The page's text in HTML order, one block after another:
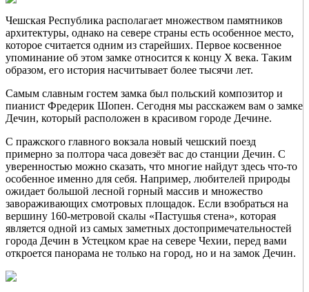
Чешская Республика располагает множеством памятников
архитектуры, однако на севере страны есть особенное место,
которое считается одним из старейших. Первое косвенное
упоминание об этом замке относится к концу X века. Таким
образом, его история насчитывает более тысячи лет.
Самым славным гостем замка был польский композитор и
пианист Фредерик Шопен. Сегодня мы расскажем вам о замке
Дечин, который расположен в красивом городе Дечине.
С пражского главного вокзала новый чешский поезд
примерно за полтора часа довезёт вас до станции Дечин. С
уверенностью можно сказать, что многие найдут здесь что-то
особенное именно для себя. Например, любителей природы
ожидает большой лесной горный массив и множество
завораживающих смотровых площадок. Если взобраться на
вершину 160-метровой скалы «Пастушья стена», которая
является одной из самых заметных достопримечательностей
города Дечин в Устецком крае на севере Чехии, перед вами
откроется панорама не только на город, но и на замок Дечин.